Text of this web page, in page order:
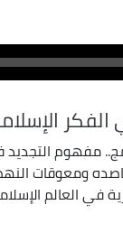
مفهوم
ومعوقات
في العالم